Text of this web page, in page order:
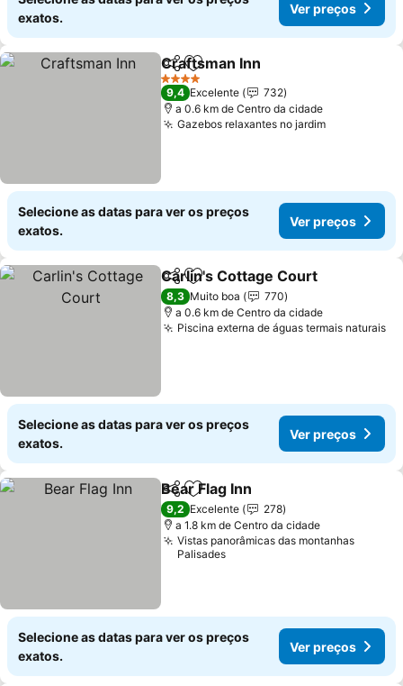
exatos.
Ver preços
PartilharAdicionar aos favoritos
Craftsman Inn
4 Estrelas
9,4 Excelente
732
a 0.6 km de Centro da cidade
Gazebos relaxantes no jardim
Selecione as datas para ver os preços
exatos.
Ver preços
PartilharAdicionar aos favoritos
Carlin's Cottage Court
8,3 Muito boa
770
a 0.6 km de Centro da cidade
Piscina externa de águas termais naturais
Selecione as datas para ver os preços
exatos.
Ver preços
PartilharAdicionar aos favoritos
Bear Flag Inn
9,2 Excelente
278
a 1.8 km de Centro da cidade
Vistas panorâmicas das montanhas
Palisades
Selecione as datas para ver os preços
exatos.
Ver preços